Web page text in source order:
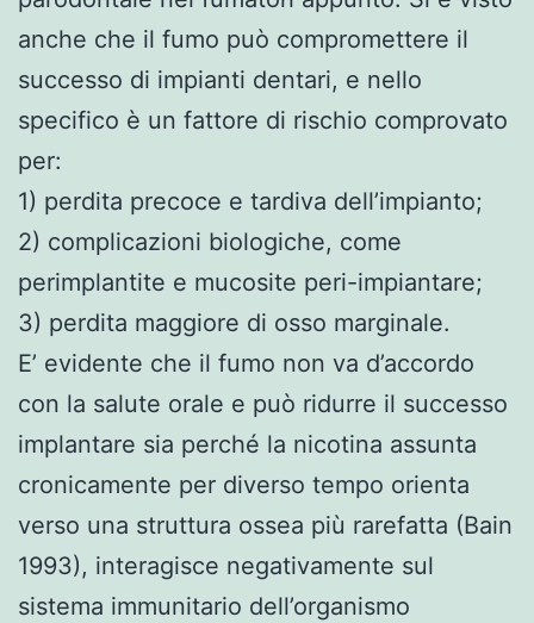
anche che il fumo può compromettere il
successo di impianti dentari, e nello
specifico è un fattore di rischio comprovato
per:
1) perdita precoce e tardiva dell’impianto;
2) complicazioni biologiche, come
perimplantite e mucosite peri-impiantare;
3) perdita maggiore di osso marginale.
E’ evidente che il fumo non va d’accordo
con la salute orale e può ridurre il successo
implantare sia perché la nicotina assunta
cronicamente per diverso tempo orienta
verso una struttura ossea più rarefatta (Bain
1993), interagisce negativamente sul
sistema immunitario dell’organismo